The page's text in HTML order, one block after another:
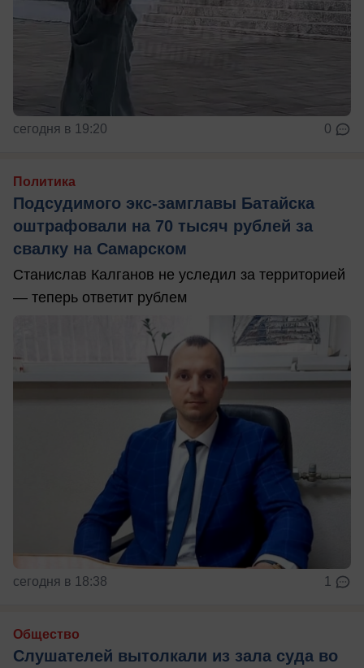
сегодня в 19:20 0
Политика
Подсудимого экс-замглавы Батайска
оштрафовали на 70 тысяч рублей за
свалку на Самарском
Станислав Калганов не уследил за территорией
— теперь ответит рублем
сегодня в 18:38 1
Общество
Слушателей вытолкали из зала суда во